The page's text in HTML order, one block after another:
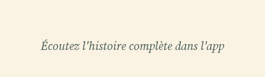
Écoutez l'histoire complète dans l'app